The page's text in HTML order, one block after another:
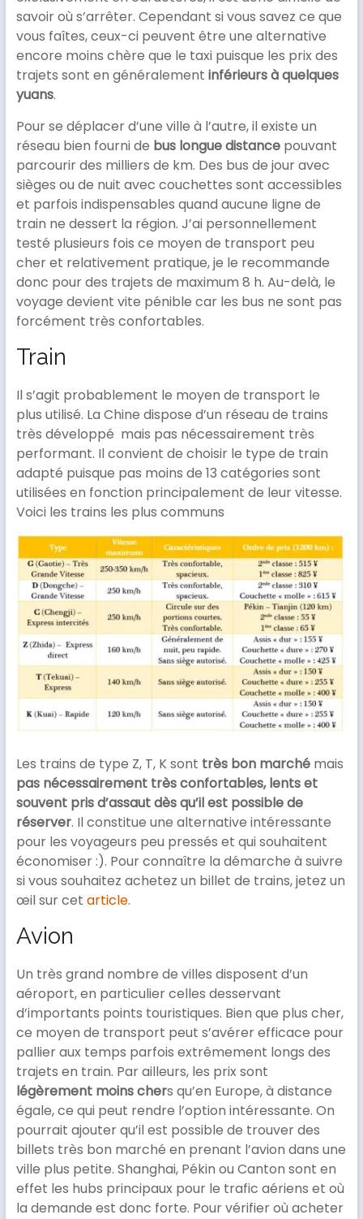
savoir où s’arrêter. Cependant si vous savez ce que
vous faîtes, ceux-ci peuvent être une alternative
encore moins chère que le taxi puisque les prix des
trajets sont en généralement inférieurs à quelques
yuans.
Pour se déplacer d’une ville à l’autre, il existe un
réseau bien fourni de bus longue distancepouvant
parcourir des milliers de km. Des bus de jour avec
sièges ou de nuit avec couchettes sont accessibles
et parfois indispensables quand aucune ligne de
train ne dessert la région. J’ai personnellement
testé plusieurs fois ce moyen de transport peu
cher et relativement pratique, je le recommande
donc pour des trajets de maximum 8 h. Au-delà, le
voyage devient vite pénible car les bus ne sont pas
forcément très confortables.
Train
Il s’agit probablement le moyen de transport le
plus utilisé. La Chine dispose d’un réseau de trains
très développé mais pas nécessairement très
performant. Il convient de choisir le type de train
adapté puisque pas moins de 13 catégories sont
utilisées en fonction principalement de leur vitesse.
Voici les trains les plus communs
Les trains de type Z, T, K sont très bon marchémais
pas nécessairement très confortables, lents et
souvent pris d’assaut dès qu’il est possible de
réserver. Il constitue une alternative intéressante
pour les voyageurs peu pressés et qui souhaitent
économiser :). Pour connaître la démarche à suivre
si vous souhaitez achetez un billet de trains, jetez un
œil sur cet article.
Avion
Un très grand nombre de villes disposent d’un
aéroport, en particulier celles desservant
d’importants points touristiques. Bien que plus cher,
ce moyen de transport peut s’avérer efficace pour
pallier aux temps parfois extrêmement longs des
trajets en train. Par ailleurs, les prix sont
légèrement moins chers qu’en Europe, à distance
égale, ce qui peut rendre l’option intéressante. On
pourrait ajouter qu’il est possible de trouver des
billets très bon marché en prenant l’avion dans une
ville plus petite. Shanghai, Pékin ou Canton sont en
effet les hubs principaux pour le trafic aériens et où
la demande est donc forte. Pour vérifier où acheter